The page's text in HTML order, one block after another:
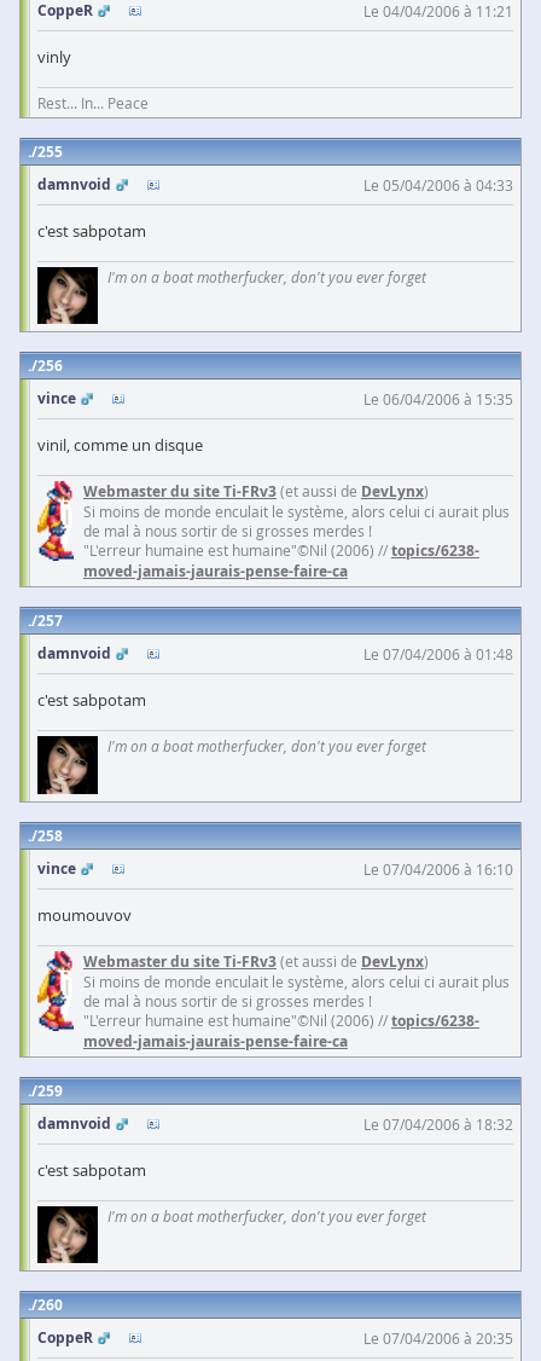
CoppeR Le 04/04/2006 à 11:21
vinly
Rest... In... Peace
255
damnvoid
Le 05/04/2006 à 04:33
c'est sabpotam
I'm on a boat motherfucker, don't you ever forget
256
vince
Le 06/04/2006 à 15:35
vinil, comme un disque
Webmaster du site Ti-FRv3(et aussi de DevLynx)
Si moins de monde enculait le système, alors celui ci aurait plus
de mal à nous sortir de si grosses merdes !
"L'erreur humaine est humaine"©Nil (2006) //topics/6238-
moved-jamais-jaurais-pense-faire-ca
257
damnvoid
Le 07/04/2006 à 01:48
c'est sabpotam
I'm on a boat motherfucker, don't you ever forget
258
vince
Le 07/04/2006 à 16:10
moumouvov
Webmaster du site Ti-FRv3(et aussi de DevLynx)
Si moins de monde enculait le système, alors celui ci aurait plus
de mal à nous sortir de si grosses merdes !
"L'erreur humaine est humaine"©Nil (2006) //topics/6238-
moved-jamais-jaurais-pense-faire-ca
259
damnvoid
Le 07/04/2006 à 18:32
c'est sabpotam
I'm on a boat motherfucker, don't you ever forget
260
CoppeR
Le 07/04/2006 à 20:35